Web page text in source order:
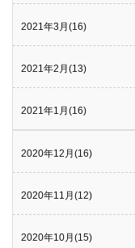
2021年3月(16)
2021年2月(13)
2021年1月(16)
2020年12月(16)
2020年11月(12)
2020年10月(15)